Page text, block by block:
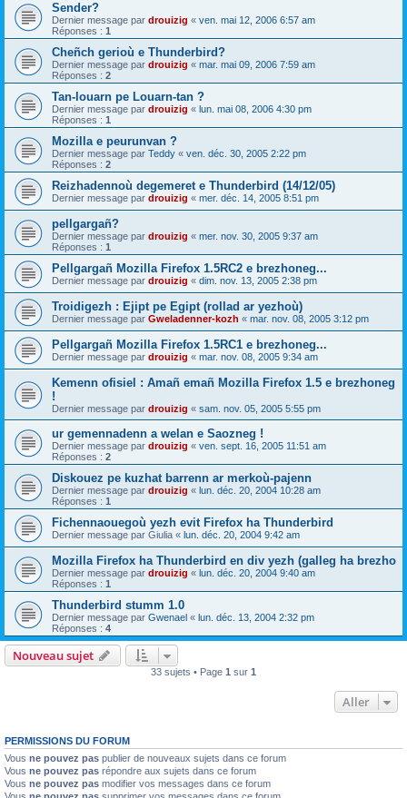
Sender?
Dernier message par drouizig « ven. mai 12, 2006 6:57 am
Réponses : 1
Cheñch gerioù e Thunderbird?
Dernier message par drouizig « mar. mai 09, 2006 7:59 am
Réponses : 2
Tan-louarn pe Louarn-tan ?
Dernier message par drouizig « lun. mai 08, 2006 4:30 pm
Réponses : 1
Mozilla e peurunvan ?
Dernier message par Teddy « ven. déc. 30, 2005 2:22 pm
Réponses : 2
Reizhadennoù degemeret e Thunderbird (14/12/05)
Dernier message par drouizig « mer. déc. 14, 2005 8:51 pm
pellgargañ?
Dernier message par drouizig « mer. nov. 30, 2005 9:37 am
Réponses : 1
Pellgargañ Mozilla Firefox 1.5RC2 e brezhoneg...
Dernier message par drouizig « dim. nov. 13, 2005 2:38 pm
Troidigezh : Ejipt pe Egipt (rollad ar yezhoù)
Dernier message par Gweladenner-kozh « mar. nov. 08, 2005 3:12 pm
Pellgargañ Mozilla Firefox 1.5RC1 e brezhoneg...
Dernier message par drouizig « mar. nov. 08, 2005 9:34 am
Kemenn ofisiel : Amañ emañ Mozilla Firefox 1.5 e brezhoneg
!
Dernier message par drouizig « sam. nov. 05, 2005 5:55 pm
ur gemennadenn a welan e Saozneg !
Dernier message par drouizig « ven. sept. 16, 2005 11:51 am
Réponses : 2
Diskouez pe kuzhat barrenn ar merkoù-pajenn
Dernier message par drouizig « lun. déc. 20, 2004 10:28 am
Réponses : 1
Fichennaouegoù yezh evit Firefox ha Thunderbird
Dernier message par Giulia « lun. déc. 20, 2004 9:42 am
Mozilla Firefox ha Thunderbird en div yezh (galleg ha brezho
Dernier message par drouizig « lun. déc. 20, 2004 9:40 am
Réponses : 1
Thunderbird stumm 1.0
Dernier message par Gwenael « lun. déc. 13, 2004 2:32 pm
Réponses : 4
Nouveau sujet
33 sujets • Page 1 sur 1
Aller
PERMISSIONS DU FORUM
Vous ne pouvez pas publier de nouveaux sujets dans ce forum
Vous ne pouvez pas répondre aux sujets dans ce forum
Vous ne pouvez pas modifier vos messages dans ce forum